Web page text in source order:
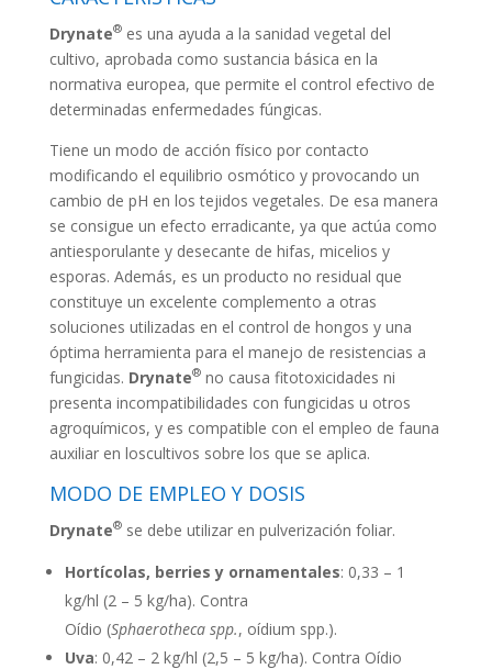
Drynate®es una ayuda a la sanidad vegetal del
cultivo, aprobada como sustancia básica en la
normativa europea, que permite el control efectivo de
determinadas enfermedades fúngicas.
Tiene un modo de acción físico por contacto
modificando el equilibrio osmótico y provocando un
cambio de pH en los tejidos vegetales. De esa manera
se consigue un efecto erradicante, ya que actúa como
antiesporulante y desecante de hifas, micelios y
esporas. Además, es un producto no residual que
constituye un excelente complemento a otras
soluciones utilizadas en el control de hongos y una
óptima herramienta para el manejo de resistencias a
fungicidas. Drynate®no causa fitotoxicidades ni
presenta incompatibilidades con fungicidas u otros
agroquímicos, y es compatible con el empleo de fauna
auxiliar en loscultivos sobre los que se aplica.
MODO DE EMPLEO Y DOSIS
Drynate®se debe utilizar en pulverización foliar.
Hortícolas, berries y ornamentales: 0,33 – 1
kg/hl (2 – 5 kg/ha). Contra
Oídio (Sphaerotheca spp., oídium spp.).
Uva: 0,42 – 2 kg/hl (2,5 – 5 kg/ha). Contra Oídio